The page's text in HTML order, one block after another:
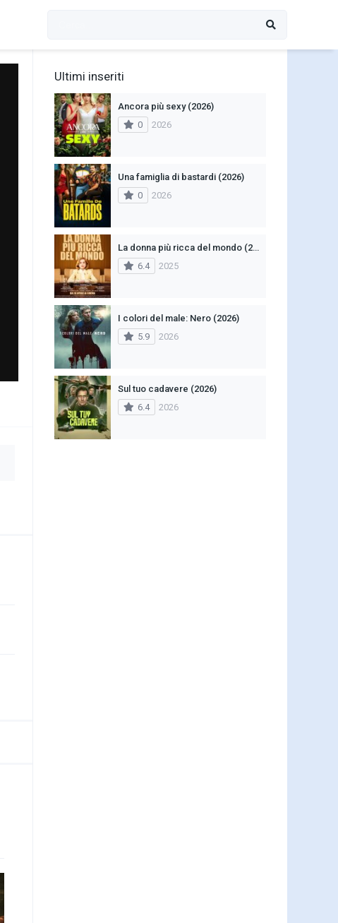
Ultimi inseriti
Ancora più sexy (2026)
0
2026
Una famiglia di bastardi (2026)
0
2026
La donna più ricca del mondo (2025)
6.4
2025
I colori del male: Nero (2026)
5.9
2026
Sul tuo cadavere (2026)
6.4
2026